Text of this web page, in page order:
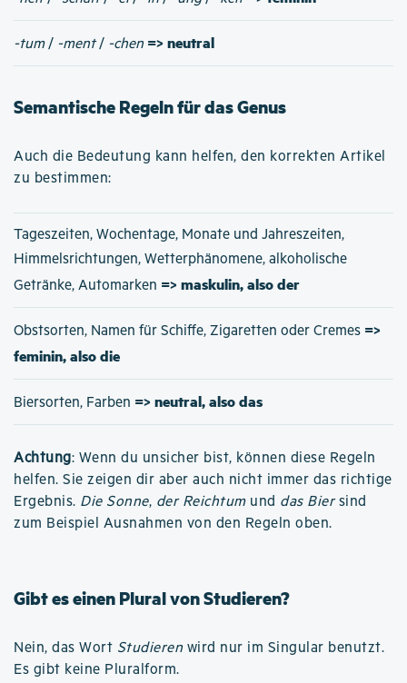
-tum/ -ment/ -chen => neutral
Semantische Regeln für das Genus
Auch die Bedeutung kann helfen, den korrekten Artikel
zu bestimmen:
Tageszeiten, Wochentage, Monate und Jahreszeiten,
Himmelsrichtungen, Wetterphänomene, alkoholische
Getränke, Automarken => maskulin, also der
Obstsorten, Namen für Schiffe, Zigaretten oder Cremes =>
feminin, also die
Biersorten, Farben => neutral, also das
Achtung: Wenn du unsicher bist, können diese Regeln
helfen. Sie zeigen dir aber auch nicht immer das richtige
Ergebnis. Die Sonne, der Reichtumund das Biersind
zum Beispiel Ausnahmen von den Regeln oben.
Gibt es einen Plural von Studieren?
Nein, das Wort Studieren wird nur im Singular benutzt.
Es gibt keine Pluralform.